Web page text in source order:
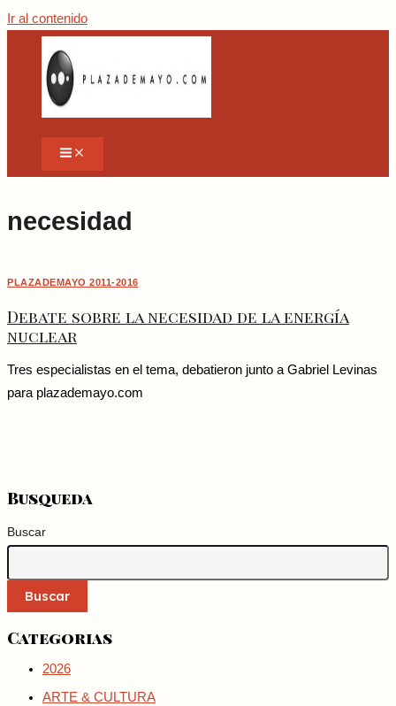
Ir al contenido
necesidad
PLAZADEMAYO 2011-2016
Debate sobre la necesidad de la energía
nuclear
Tres especialistas en el tema, debatieron junto a Gabriel Levinas
para plazademayo.com
Busqueda
Buscar
Buscar
Categorias
2026
ARTE & CULTURA